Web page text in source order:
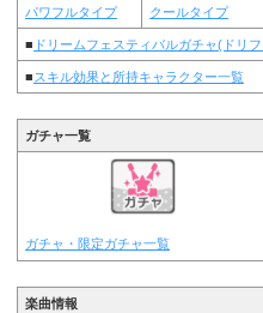
パワフルタイプ クールタイプ
■ ドリームフェスティバルガチャ(ドリ
■スキル効果と所持キャラクター一覧
ガチャ一覧
ガチャ・限定ガチャ一覧
楽曲情報